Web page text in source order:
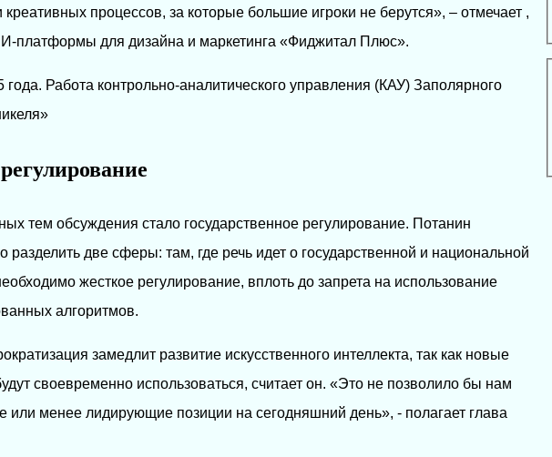
процессов, за которые большие игроки не берутся», – отмечает ,
платформы для дизайна и маркетинга «Фиджитал Плюс».
года. Работа контрольно-аналитического управления (КАУ) Заполярного
тем обсуждения стало государственное регулирование. Потанин
разделить две сферы: там, где речь идет о государственной и национальной
жесткое регулирование, вплоть до запрета на использование
алгоритмов.
замедлит развитие искусственного интеллекта, так как новые
своевременно использоваться, считает он. «Это не позволило бы нам
или менее лидирующие позиции на сегодняшний день», - полагает глава